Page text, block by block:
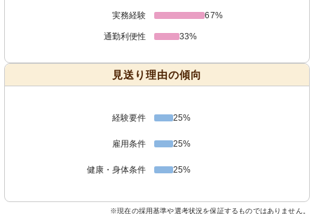
実務経験 67%
通勤利便性 33%
見送り理由の傾向
経験要件 25%
雇用条件 25%
健康・身体条件 25%
※現在の採用基準や選考状況を保証するものではありません。